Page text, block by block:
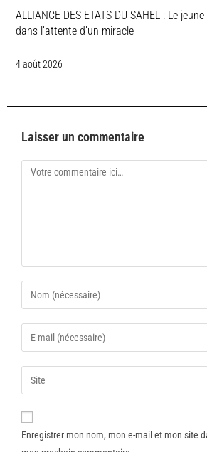
ALLIANCE DES ETATS DU SAHEL : Le
dans l’attente d’un miracle
4 août 2026
Laisser un commentaire
Enregistrer mon nom, mon e-mail et mon site